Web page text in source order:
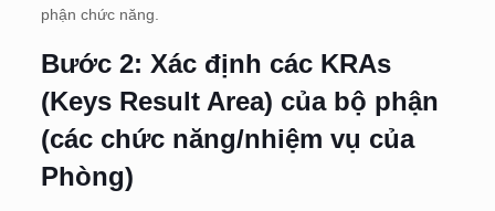
phận chức năng.
Bước 2: Xác định các KRAs
(Keys Result Area) của bộ phận
(các chức năng/nhiệm vụ của
Phòng)